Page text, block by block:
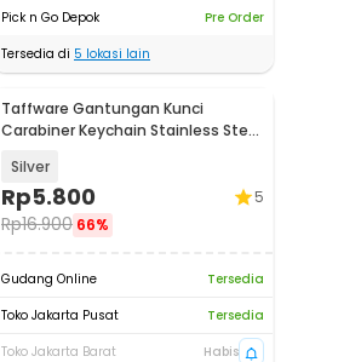
Pick n Go Depok
Pre Order
Tersedia di 5 lokasi lain
Taffware Gantungan Kunci
Carabiner Keychain Stainless Steel
Silver
Rp5.800
Rp16.900 66%
5
Gudang Online
Tersedia
Toko Jakarta Pusat
Tersedia
Toko Jakarta Barat
Habis